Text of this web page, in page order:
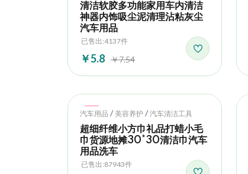
清洁软胶多功能家用车内清洁
神器内饰吸尘泥清理沾粘灰尘
汽车用品
已售出:4137件
￥5.8 ￥7.54
Hot
汽车用品 / 美容养护 / 汽车清洁工具
超细纤维小方巾礼品打蜡小毛
巾货源地摊30*30清洁巾汽车
用品洗车
已售出:87943件